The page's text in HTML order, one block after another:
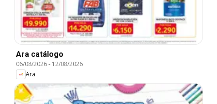
Ara catálogo
06/08/2026- 12/08/2026
Ara